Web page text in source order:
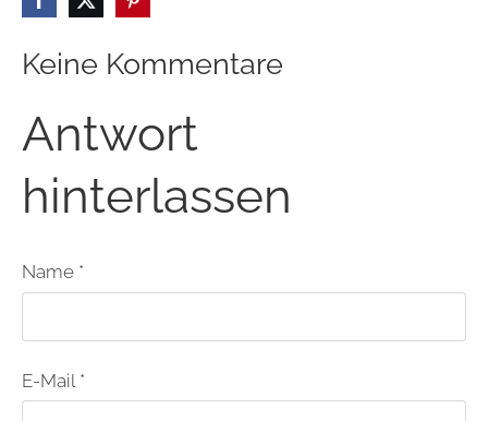
Keine Kommentare
Antwort
hinterlassen
Name *
E-Mail *